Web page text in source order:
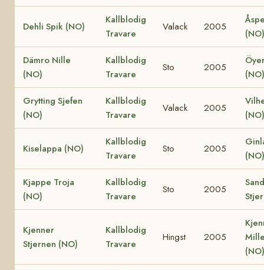
Dehli Spik (NO)
Kallblodig
Travare
Valack 2005
(NO)
Dämro Nille
(NO)
Kallblodig
Travare
Sto 2005
(NO)
Grytting Sjefen
(NO)
Kallblodig
Travare
Valack 2005
(NO)
Kiselappa (NO)
Kallblodig
Travare
Sto 2005
(NO)
Kjappe Troja
(NO)
Kallblodig
Travare
Sto 2005
Kjenner
Stjernen (NO)
Kallblodig
Travare
Hingst 2005
(NO)